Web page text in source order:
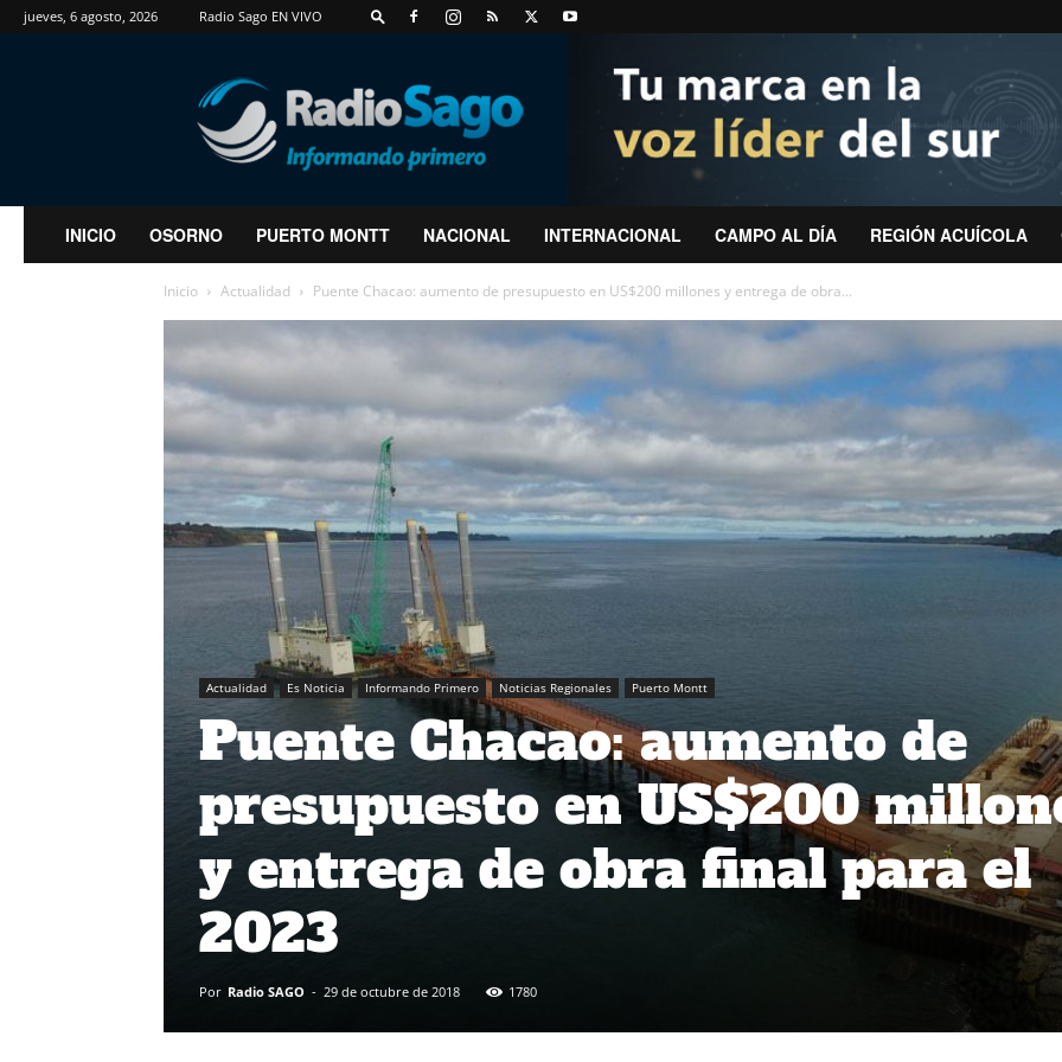
jueves, 6 agosto, 2026 Radio Sago EN VIVO
RadioSago
INICIO OSORNO PUERTO MONTT NACIONAL INTERNACIONAL CAMPO AL DÍA REGIÓN ACUÍCOLA
Inicio Actualidad Puente Chacao: aumento de presupuesto en US$200 millones y entrega de obra...
Actualidad Es Noticia Informando Primero Noticias Regionales Puerto Montt
Puente Chacao: aumento de
presupuesto en US$200
y entrega de obra final para el
2023
Por Radio SAGO - 29 de octubre de 2018 1780